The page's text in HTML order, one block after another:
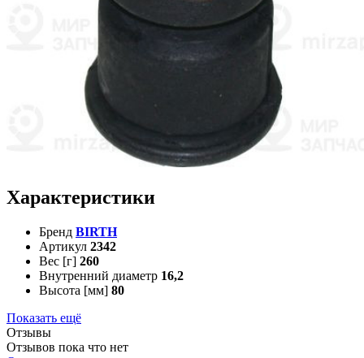
Характеристики
Бренд BIRTH
Артикул 2342
Вес [г] 260
Внутренний диаметр 16,2
Высота [мм] 80
Показать ещё
Отзывы
Отзывов пока что нет